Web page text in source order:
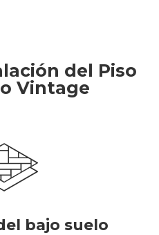
del Piso
Vintage
bajo suelo